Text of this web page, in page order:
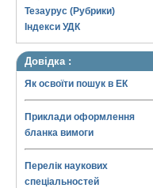
Тезаурус (Рубрики)
Індекси УДК
Довідка :
Як освоїти пошук в ЕК
Приклади оформлення
бланка вимоги
Перелік наукових
спеціальностей